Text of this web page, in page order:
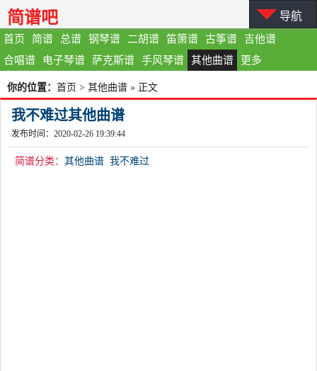
首页 简谱 总谱 钢琴谱 二胡谱 笛箫谱 古筝谱
吉他谱
合唱谱
电子琴谱 萨克斯谱 手风琴谱 其他曲谱 更多
简谱吧 导航
你的位置： 首页 > 其他曲谱 » 正文
我不难过其他曲谱
发布时间：2020-02-26 19:39:44
简谱分类： 其他曲谱 我不难过